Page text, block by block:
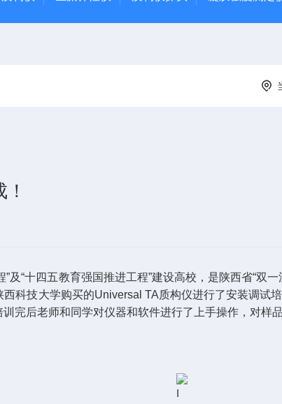
及“十四五教育强国推进工程”建设高校，是陕西省“双
科技大学购买的Universal TA质构仪进行了安装调试
完后老师和同学对仪器和软件进行了上手操作，对